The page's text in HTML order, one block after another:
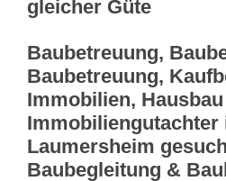
gleicher Güte
Baubetreuung,
Baubetreuung,
Immobilien,
Immobiliengutachter
Laumersheim
Baubegleitung &